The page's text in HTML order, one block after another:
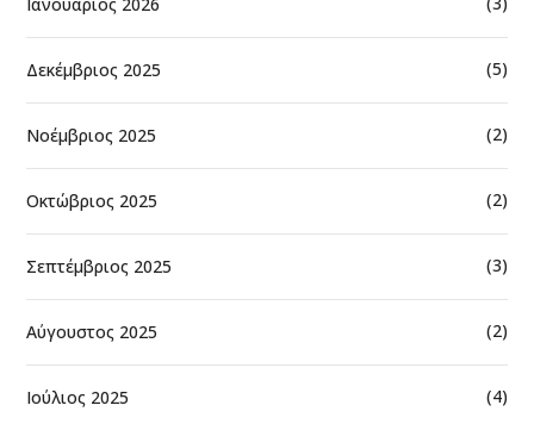
Δεκέμβριος 2025 (5)
Νοέμβριος 2025 (2)
Οκτώβριος 2025 (2)
Σεπτέμβριος 2025 (3)
Αύγουστος 2025 (2)
Ιούλιος 2025 (4)